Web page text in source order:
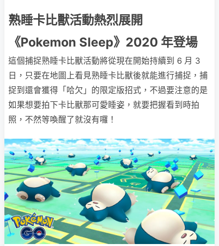
熟睡卡比獸活動熱烈展開
《Pokemon Sleep》2020 年登場
這個捕捉熟睡卡比獸活動將從現在開始持續到 6 月 3
日，只要在地圖上看見熟睡卡比獸後就能進行捕捉，捕
捉到還會獲得「哈欠」的限定版招式，不過要注意的是
如果想要拍下卡比獸那可愛睡姿，就要把握看到時拍
照，不然等喚醒了就沒有囉！